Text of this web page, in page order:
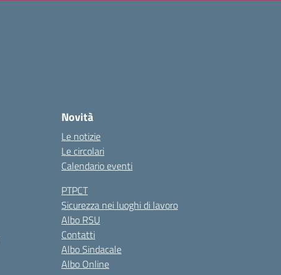
Novità
Le notizie
Le circolari
Calendario eventi
PTPCT
Sicurezza nei luoghi di lavoro
Albo RSU
Contatti
Albo Sindacale
Albo Online